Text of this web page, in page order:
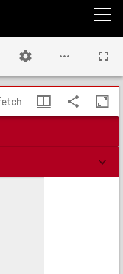
Worts von dem gantzen Streit
Capitel ordentlich